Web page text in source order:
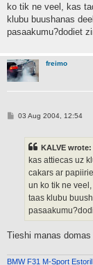
ko tik ne veel, kas
klubu buushanas
pasaakumu?dodiet
freimo
P03 Aug 2004, 12:54
KALVE wrote:
kas attiecas uz
cakars ar
un ko tik ne
taas klubu
Tieshi manas domas
BMW F31 M-Sport